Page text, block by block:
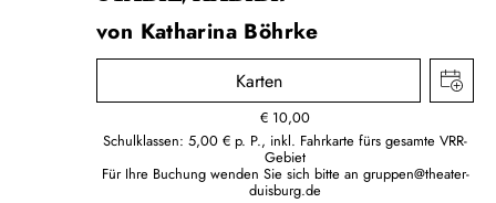
von Katharina Böhrke
Karten
€ 10,00
Schulklassen: 5,00 € p. P., inkl. Fahrkarte fürs gesamte VRR-
Gebiet
Für Ihre Buchung wenden Sie sich bitte an gruppen@theater-
duisburg.de